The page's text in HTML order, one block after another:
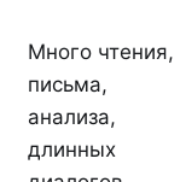
Много чтения,
письма,
анализа,
длинных